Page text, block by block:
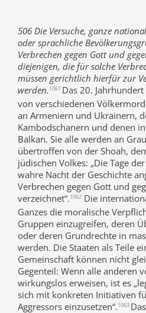
506 Die Versuche, ganze
oder sprachliche
Verbrechen gegen Gott und
diejenigen, die für solche
müssen gerichtlich hierfür zur
werden. 1061 Das 20.
von verschiedenen
an Armeniern und Ukrainern,
Kambodschanern und denen
Balkan. Sie alle werden an
übertroffen von der Shoah,
jüdischen Volkes: „Die Tage
wahre Nacht der Geschichte
Verbrechen gegen Gott und
verzeichnet“.1062 Die
Ganzes die moralische
Gruppen einzugreifen, deren
oder deren Grundrechte in
werden. Die Staaten als Teile
Gemeinschaft können nicht
Gegenteil: Wenn alle anderen
wirkungslos erweisen, ist es
sich mit konkreten Initiativen
Aggressors einzusetzen“.1063